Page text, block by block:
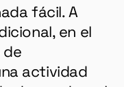
fácil. A
en el
actividad